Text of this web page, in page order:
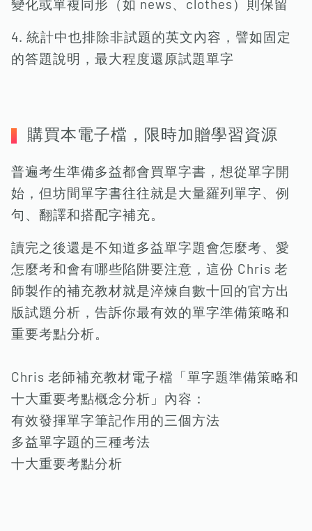
變化或單複同形（如 news、clothes）則保留
4. 統計中也排除非試題的英文內容，譬如固定
的答題說明，最大程度還原試題單字
購買本電子檔，限時加贈學習資源
普遍考生準備多益都會買單字書，想從單字開
始，但坊間單字書往往就是大量羅列單字、例
句、翻譯和搭配字補充。
讀完之後還是不知道多益單字題會怎麼考、愛
怎麼考和會有哪些陷阱要注意，這份 Chris 老
師製作的補充教材就是淬煉自數十回的官方出
版試題分析，告訴你最有效的單字準備策略和
重要考點分析。
Chris 老師補充教材電子檔「單字題準備策略和
十大重要考點概念分析」內容：
有效發揮單字筆記作用的三個方法
多益單字題的三種考法
十大重要考點分析